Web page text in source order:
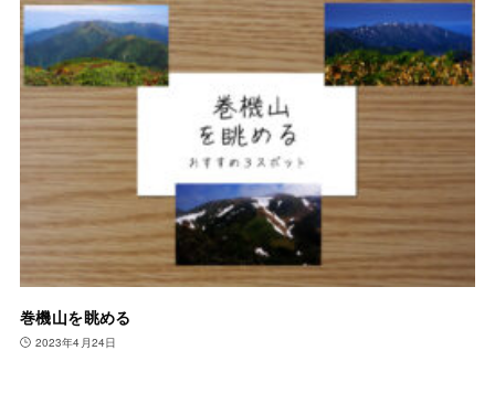
巻機山を眺める
2023年4月24日